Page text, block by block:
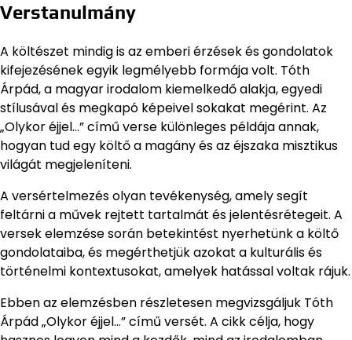
Verstanulmány
A költészet mindig is az emberi érzések és gondolatok
kifejezésének egyik legmélyebb formája volt. Tóth
Árpád, a magyar irodalom kiemelkedő alakja, egyedi
stílusával és megkapó képeivel sokakat megérint. Az
„Olykor éjjel…” című verse különleges példája annak,
hogyan tud egy költő a magány és az éjszaka misztikus
világát megjeleníteni.
A versértelmezés olyan tevékenység, amely segít
feltárni a művek rejtett tartalmát és jelentésrétegeit. A
versek elemzése során betekintést nyerhetünk a költő
gondolataiba, és megérthetjük azokat a kulturális és
történelmi kontextusokat, amelyek hatással voltak rájuk.
Ebben az elemzésben részletesen megvizsgáljuk Tóth
Árpád „Olykor éjjel…” című versét. A cikk célja, hogy